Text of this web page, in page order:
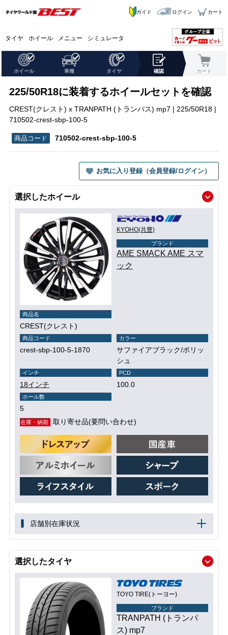
タイヤ ホイール メニュー シミュレータ
ガイド ログイン カート
ホイール 車種 タイヤ 確認 カート
225/50R18に装着するホイールセットを確認
CREST(クレスト) x TRANPATH (トランパス) mp7 | 225/50R18 |
710502-crest-sbp-100-5
710502-crest-sbp-100-5
お気に入り登録（会員登録/ログイン）
選択したホイール
KYOHO(共豊)
ブランド
AME SMACK AME スマ
ック
商品名
CREST(クレスト)
商品コード
crest-sbp-100-5-1870
カラー
サファイアブラック/ポリッ
シュ
インチ
18インチ
PCD
100.0
ホール数
5
在庫・納期 取り寄せ品(要問い合わせ)
店舗別在庫状況
選択したタイヤ
TOYO TIRE(トーヨー)
ブランド
TRANPATH (トランパ
ス) mp7